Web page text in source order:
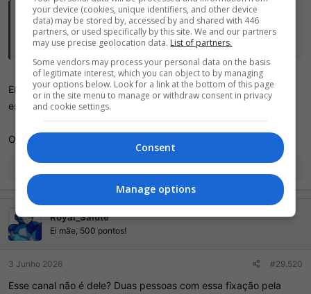
Bat Esponja disse:
Vou nem perguntar da onde saiu esse ótimo canal
Eu sempre me perguntei quem assistia essas desgraças, com
essas thumbs e esse texto com chamada duvidosa...
Obrigado Índio, por tirar essa minha dúvida.
e
a
ç
õ
e
s
Royal_Salute
Ei mãe, 500 pontos!
3 Junho 2026 #29.520
Esse canal não é dele? Duas pessoas com essa fixação pela
your device (cookies, unique identifiers, and other device
data) may be stored by, accessed by and shared with 446
partners, or used specifically by this site. We and our partners
may use precise geolocation data. List of partners.
Some vendors may process your personal data on the basis
of legitimate interest, which you can object to by managing
your options below. Look for a link at the bottom of this page
or in the site menu to manage or withdraw consent in privacy
and cookie settings.
Consent
Manage options